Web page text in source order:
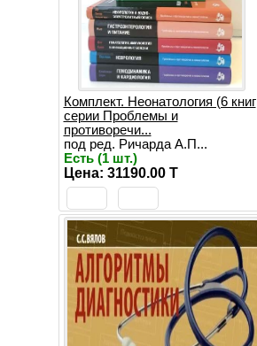
Комплект. Неонатология (6 книг
серии Проблемы и
противоречи...
под ред. Ричарда А.П...
Есть (1 шт.)
Цена: 31190.00 T